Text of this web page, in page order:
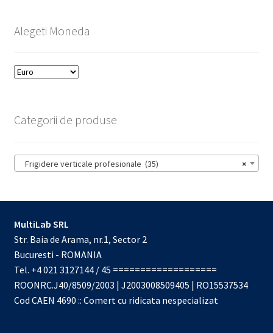
Alegeti Moneda
Categorii de produse
×
Frigidere verticale profesionale (35)
MultiLab SRL
Str. Baia de Arama, nr.1, Sector 2
Bucuresti - ROMANIA
Tel. +4 021 3127144 / 45 ===================
ROONRC.J40/8509/2003 | J2003008509405 | RO15537534
Cod CAEN 4690 :: Comert cu ridicata nespecializat